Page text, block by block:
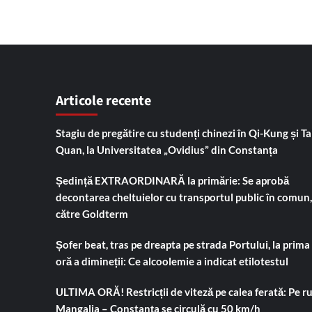
Articole recente
Stagiu de pregătire cu studenți chinezi în Qi-Kung și
Quan, la Universitatea „Ovidius” din Constanța
Ședință EXTRAORDINARĂ la primărie: Se aprobă
decontarea cheltuielor cu transportul public în comun,
către Goldterm
Șofer beat, tras pe dreapta pe strada Portului, la prima
oră a dimineții: Ce alcoolemie a indicat etilotestul
ULTIMA ORĂ! Restricții de viteză pe calea ferată: Pe
Mangalia – Constanța se circulă cu 50 km/h